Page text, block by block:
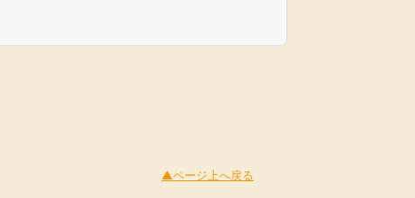
▲ページ上へ戻る